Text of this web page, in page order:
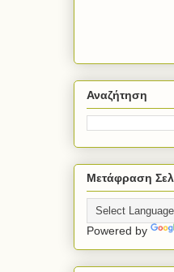
Αναζήτηση
Μετάφραση
Powered by